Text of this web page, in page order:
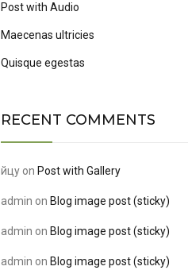
Post with Audio
Maecenas ultricies
Quisque egestas
RECENT COMMENTS
йцу on Post with Gallery
admin on Blog image post (sticky)
admin on Blog image post (sticky)
admin on Blog image post (sticky)